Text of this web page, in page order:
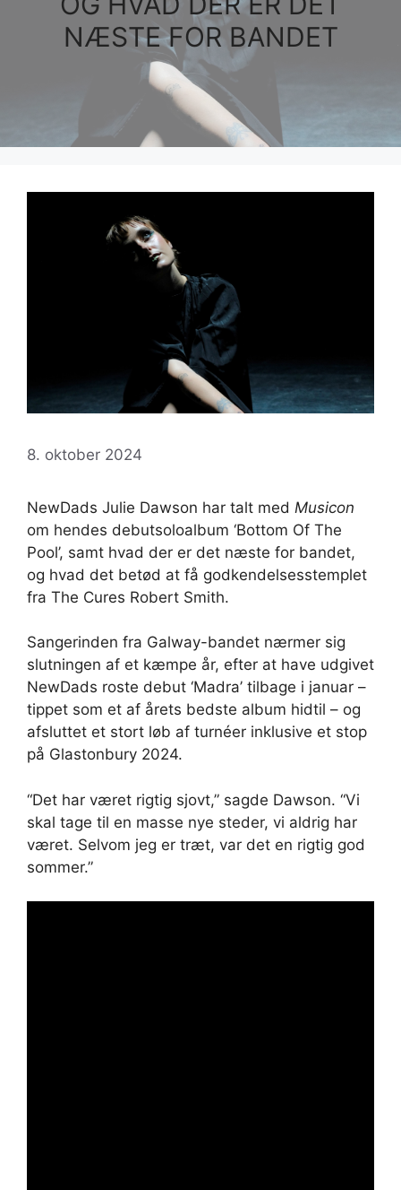
NÆSTE FOR BANDET
8. oktober 2024
NewDads Julie Dawson har talt med Musicon
om hendes debutsoloalbum ‘Bottom Of The
Pool’, samt hvad der er det næste for bandet,
og hvad det betød at få godkendelsesstemplet
fra The Cures Robert Smith.
Sangerinden fra Galway-bandet nærmer sig
slutningen af ​​et kæmpe år, efter at have udgivet
NewDads roste debut ‘Madra’ tilbage i januar –
tippet som et af årets bedste album hidtil – og
afsluttet et stort løb af turnéer inklusive et stop
på Glastonbury 2024.
“Det har været rigtig sjovt,” sagde Dawson. “Vi
skal tage til en masse nye steder, vi aldrig har
været. Selvom jeg er træt, var det en rigtig god
sommer.”